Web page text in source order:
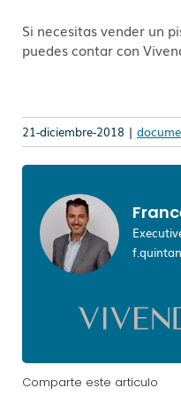
Si necesitas vender un
puedes contar con
21-diciembre-2018 |
Comparte este artículo